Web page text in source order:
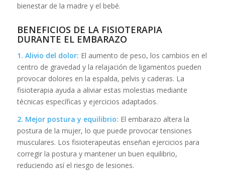
bienestar de la madre y el bebé.
BENEFICIOS DE LA FISIOTERAPIA
DURANTE EL EMBARAZO
1. Alivio del dolor: El aumento de peso, los cambios en el
centro de gravedad y la relajación de ligamentos pueden
provocar dolores en la espalda, pelvis y caderas. La
fisioterapia ayuda a aliviar estas molestias mediante
técnicas específicas y ejercicios adaptados.
2. Mejor postura y equilibrio: El embarazo altera la
postura de la mujer, lo que puede provocar tensiones
musculares. Los fisioterapeutas enseñan ejercicios para
corregir la postura y mantener un buen equilibrio,
reduciendo así el riesgo de lesiones.